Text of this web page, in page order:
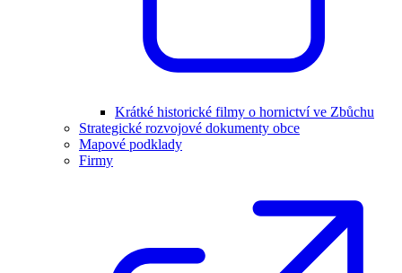
Krátké historické filmy o hornictví ve Zbůchu
Strategické rozvojové dokumenty obce
Mapové podklady
Firmy